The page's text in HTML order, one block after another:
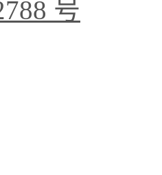
号